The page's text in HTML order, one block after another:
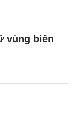
vùng biên